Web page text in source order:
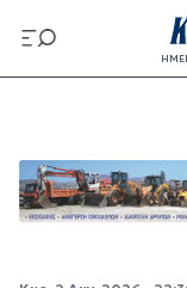
Παράκαμψη προς το